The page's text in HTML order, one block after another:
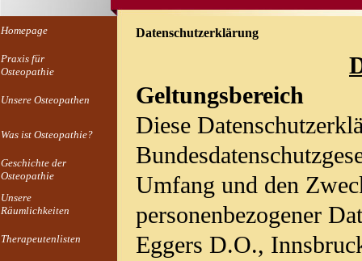
Homepage
Praxis für
Osteopathie
Unsere Osteopathen
Was ist Osteopathie?
Geschichte der
Osteopathie
Unsere
Räumlichkeiten
Therapeutenlisten
Datenschutzerklärung
Geltungsbereich
Diese
Umfang und den
personenbezogener
Eggers D.O.,